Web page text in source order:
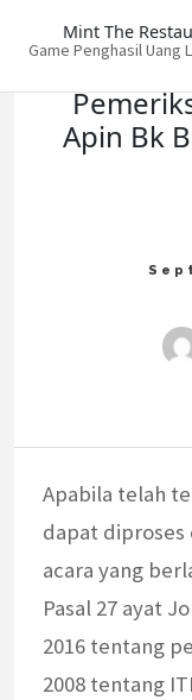
Mint The
Game Penghasil Uang
Apin Bk
Apabila telah
dapat diproses
acara yang
Pasal 27 ayat
2016 tentang
2008 tentang